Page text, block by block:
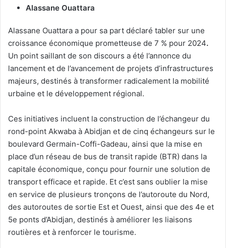
Alassane Ouattara
Alassane Ouattara a pour sa part déclaré tabler sur une
croissance économique prometteuse de 7 % pour 2024.
Un point saillant de son discours a été l’annonce du
lancement et de l’avancement de projets d’infrastructures
majeurs, destinés à transformer radicalement la mobilité
urbaine et le développement régional.
Ces initiatives incluent la construction de l’échangeur du
rond-point Akwaba à Abidjan et de cinq échangeurs sur le
boulevard Germain-Coffi-Gadeau, ainsi que la mise en
place d’un réseau de bus de transit rapide (BTR) dans la
capitale économique, conçu pour fournir une solution de
transport efficace et rapide. Et c’est sans oublier la mise
en service de plusieurs tronçons de l’autoroute du Nord,
des autoroutes de sortie Est et Ouest, ainsi que des 4e et
5e ponts d’Abidjan, destinés à améliorer les liaisons
routières et à renforcer le tourisme.